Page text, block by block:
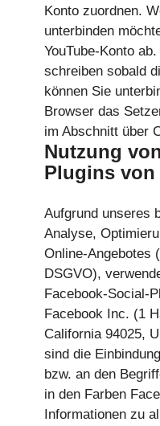
Konto zuordnen.
unterbinden
YouTube-Konto
schreiben sobald
können Sie
Browser das
im Abschnitt über
Nutzung
Plugins von
Aufgrund unseres
Analyse,
Online-Angebotes
DSGVO),
Facebook-Social-
Facebook Inc. (1
California 94025,
sind die
bzw. an den
in den Farben
Informationen zu